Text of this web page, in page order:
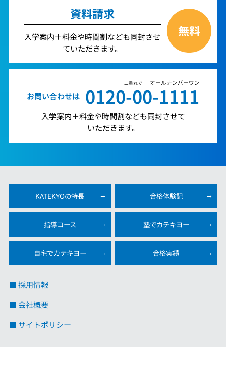
資料請求
入学案内＋料金や時間割なども同封させ
ていただきます。
無料
二重丸で オールナンバーワン
お問い合わせは 0120-00-1111
入学案内＋料金や時間割なども同封させて
いただきます。
KATEKYOの特長 合格体験記
指導コース 塾でカテキヨー
自宅でカテキヨー 合格実績
■ 採用情報
■ 会社概要
■ サイトポリシー